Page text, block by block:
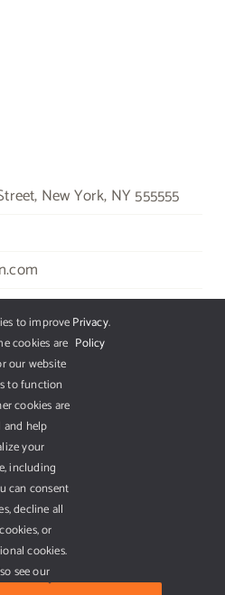
New York, NY 555555
Website Builder
to improve
cookies are
our website
to function
cookies are
help
your
including
can consent
decline all
or
cookies.
see our
Privacy
Policy
.